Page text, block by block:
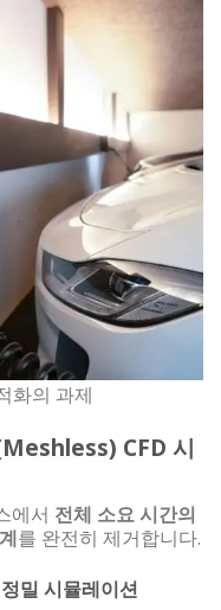
화의 과제
CFD 시
에서 전체 소요 시간의
를 완전히 제거합니다.
밀 시뮬레이션